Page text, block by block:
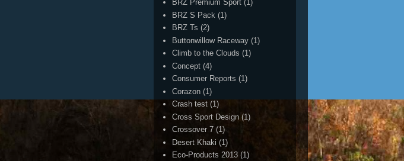
BRZ Premium Sport (1)
BRZ S Pack (1)
BRZ Ts (2)
Buttonwillow Raceway (1)
Climb to the Clouds (1)
Concept (4)
Consumer Reports (1)
Corazon (1)
Crash test (1)
Cross Sport Design (1)
Crossover 7 (1)
Desert Khaki (1)
Eco-Products 2013 (1)